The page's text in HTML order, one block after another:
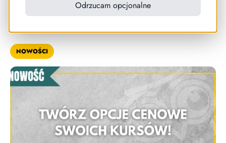
pozytywny wpływ na odbiór wizualny waszych
kursów. Ale na początek… disclaimer.
NOWOŚCI
Odrzucam opcjonalne